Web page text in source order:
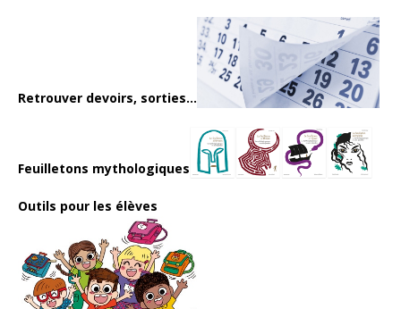
Retrouver devoirs, sorties...
Feuilletons mythologiques
Outils pour les élèves